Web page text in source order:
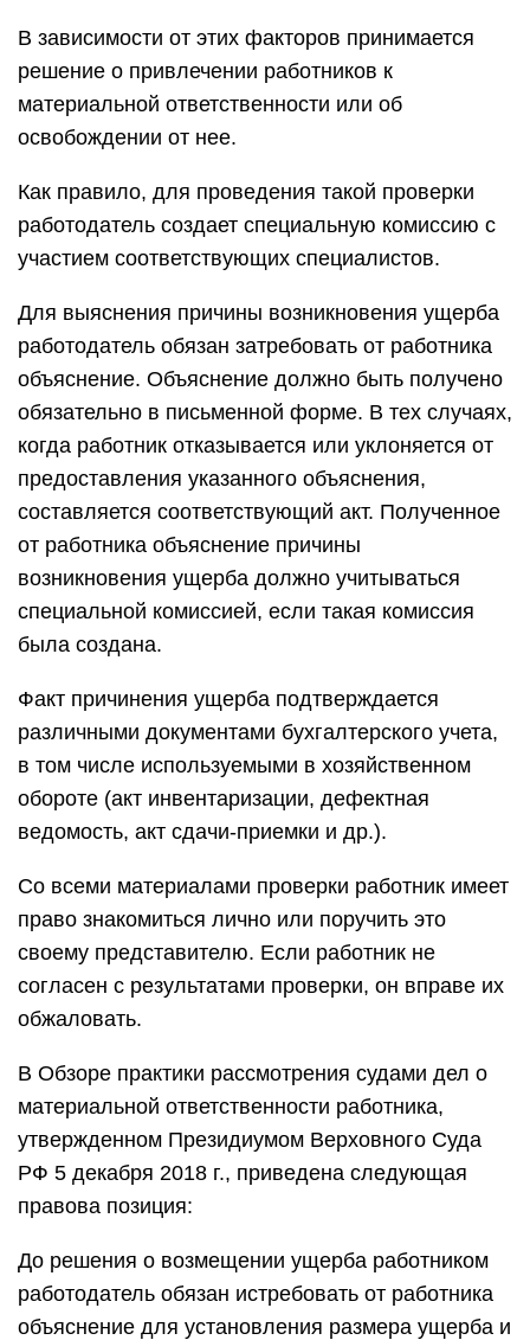
В зависимости от этих факторов принимается
решение о привлечении работников к
материальной ответственности или об
освобождении от нее.
Как правило, для проведения такой проверки
работодатель создает специальную комиссию с
участием соответствующих специалистов.
Для выяснения причины возникновения ущерба
работодатель обязан затребовать от работника
объяснение. Объяснение должно быть получено
обязательно в письменной форме. В тех случаях,
когда работник отказывается или уклоняется от
предоставления указанного объяснения,
составляется соответствующий акт. Полученное
от работника объяснение причины
возникновения ущерба должно учитываться
специальной комиссией, если такая комиссия
была создана.
Факт причинения ущерба подтверждается
различными документами бухгалтерского учета,
в том числе используемыми в хозяйственном
обороте (акт инвентаризации, дефектная
ведомость, акт сдачи-приемки и др.).
Со всеми материалами проверки работник имеет
право знакомиться лично или поручить это
своему представителю. Если работник не
согласен с результатами проверки, он вправе их
обжаловать.
В Обзоре практики рассмотрения судами дел о
материальной ответственности работника,
утвержденном Президиумом Верховного Суда
РФ 5 декабря 2018 г., приведена следующая
правова позиция:
До решения о возмещении ущерба работником
работодатель обязан истребовать от работника
объяснение для установления размера ущерба и